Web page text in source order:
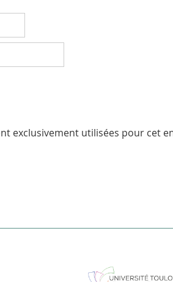
exclusivement utilisées pour cet